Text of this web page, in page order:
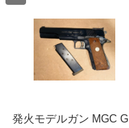
発火モデルガン MGC G